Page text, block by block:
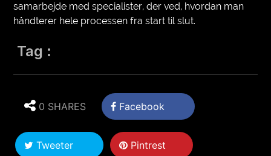
samarbejde med specialister, der ved, hvordan man
håndterer hele processen fra start til slut.
Tag :
0 SHARES Facebook
Tweeter Pintrest